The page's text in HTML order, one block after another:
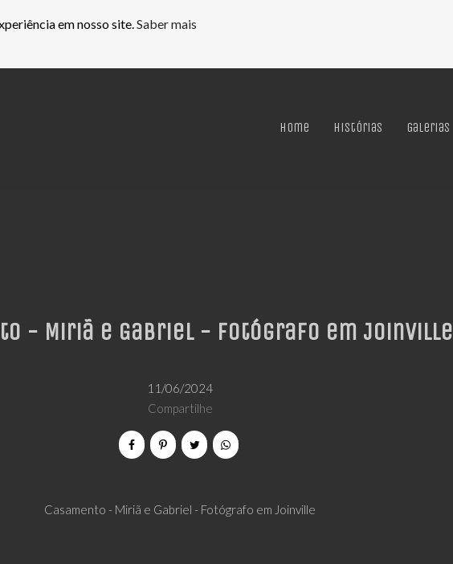
em nosso site. Saber mais
Home Histórias Galerias
- Miriã e Gabriel - Fotógrafo em Joinville
11/06/2024
Compartilhe
Casamento - Miriã e Gabriel - Fotógrafo em Joinville